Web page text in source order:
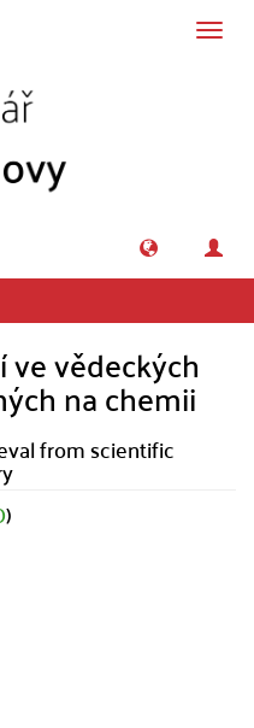
vědeckých
na chemii
from scientific
)